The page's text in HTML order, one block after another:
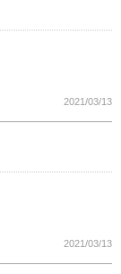
2021/03/13
2021/03/13